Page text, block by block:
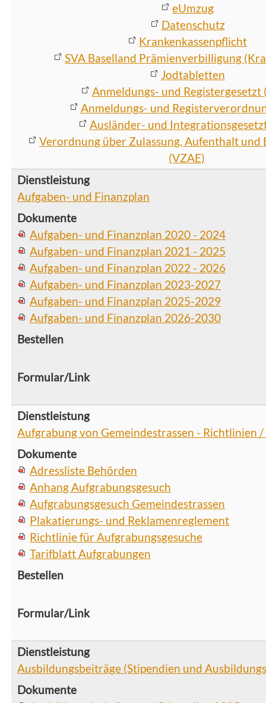
eUmzug
Datenschutz
Krankenkassenpflicht
SVA Baselland Prämienverbilligung
Jodtabletten
Anmeldungs- und Registergesetzt
Anmeldungs- und
Ausländer- und
Verordnung über Zulassung, Aufenthalt
(VZAE)
Aufgaben- und Finanzplan
Aufgaben- und Finanzplan 2020 - 2024
Aufgaben- und Finanzplan 2021 - 2025
Aufgaben- und Finanzplan 2022 - 2026
Aufgaben- und Finanzplan 2023-2027
Aufgaben- und Finanzplan 2025-2029
Aufgaben- und Finanzplan 2026-2030
Aufgrabung von Gemeindestrassen - Richtlinien
Adressliste Behörden
Anhang Aufgrabungsgesuch
Aufgrabungsgesuch Gemeindestrassen
Plakatierungs- und Reklamenreglement
Richtlinie für Aufgrabungsgesuche
Tarifblatt Aufgrabungen
Ausbildungsbeiträge (Stipendien und